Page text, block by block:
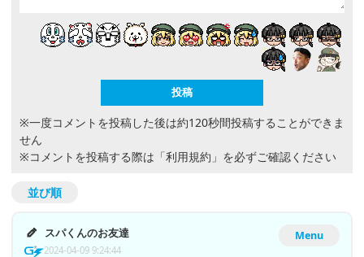
※一度コメントを投稿した後は約120秒間投稿することができま
せん
※コメントを投稿する際は 「利用規約」 を必ずご確認ください
並び順
Menu
スパくんのお友達
2024-04-09 9:24:44